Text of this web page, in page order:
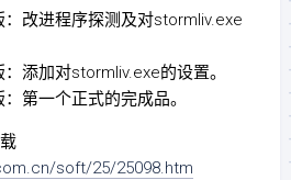
：改进程序探测及对stormliv.exe
：添加对stormliv.exe的设置。
：第一个正式的完成品。
soft/25/25098.htm